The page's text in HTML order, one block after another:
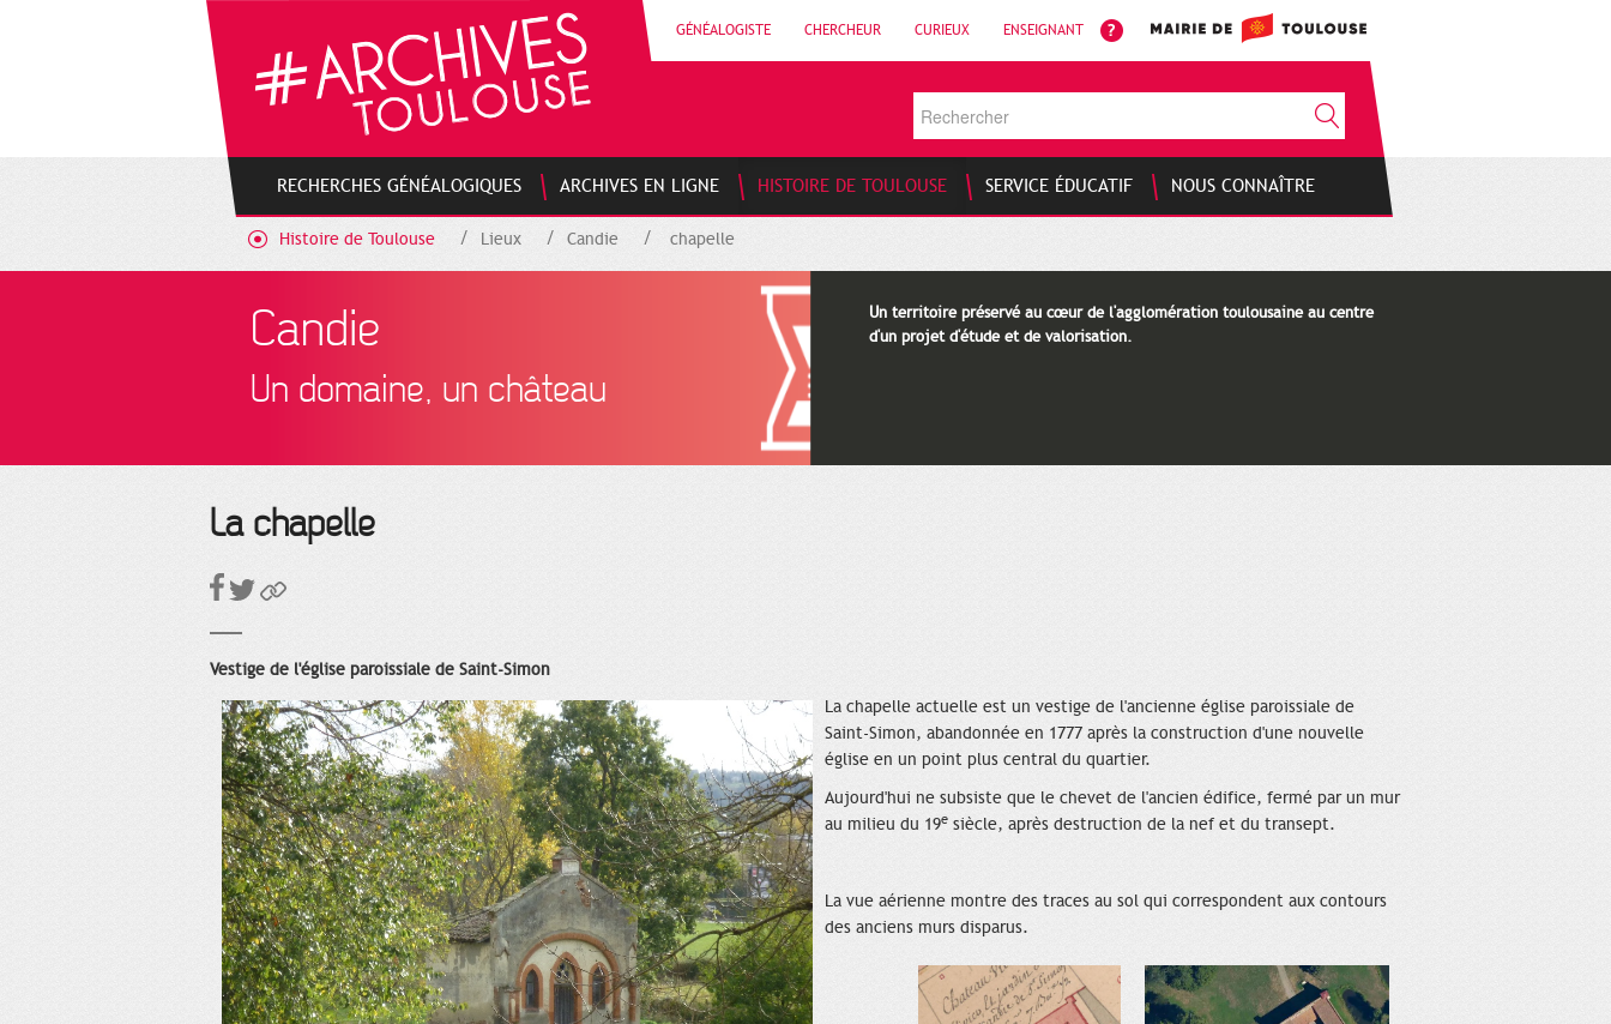
GÉNÉALOGISTE CHERCHEUR CURIEUX ENSEIGNANT
RECHERCHES GÉNÉALOGIQUES ARCHIVES EN LIGNE HISTOIRE DE TOULOUSE SERVICE ÉDUCATIF NOUS CONNAÎTRE
Histoire de Toulouse Lieux Candie chapelle
Candie
Un domaine, un château
Un territoire préservé au cœur de l'agglomération toulousaine au centre
d'un projet d'étude et de valorisation.
La chapelle
Vestige de l'église paroissiale de Saint-Simon
La chapelle actuelle est un vestige de l'ancienne église paroissiale de
Saint-Simon, abandonnée en 1777 après la construction d'une nouvelle
église en un point plus central du quartier.
Aujourd'hui ne subsiste que le chevet de l'ancien édifice, fermé par un mur
au milieu du 19e siècle, après destruction de la nef et du transept.
La vue aérienne montre des traces au sol qui correspondent aux contours
des anciens murs disparus.
Gestion de vos préférences sur les cookies